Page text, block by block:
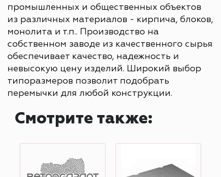
промышленных и общественных объектов
из различных материалов - кирпича, блоков,
монолита и т.п.. Производство на
собственном заводе из качественного сырья
обеспечивает качество, надежность и
невысокую цену изделий. Широкий выбор
типоразмеров позволит подобрать
перемычки для любой конструкции.
Смотрите также: